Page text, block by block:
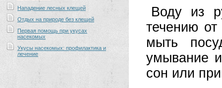
Нападение лесных клещей
Отдых на природе без клещей
Первая помощь при укусах
насекомых
Укусы насекомых: профилактика и
лечение
Воду из
течению
мыть
умывание
сон или